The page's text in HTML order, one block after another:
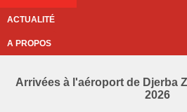
ACTUALITÉ
A PROPOS
Arrivées à l'aéroport de Djerba
2026